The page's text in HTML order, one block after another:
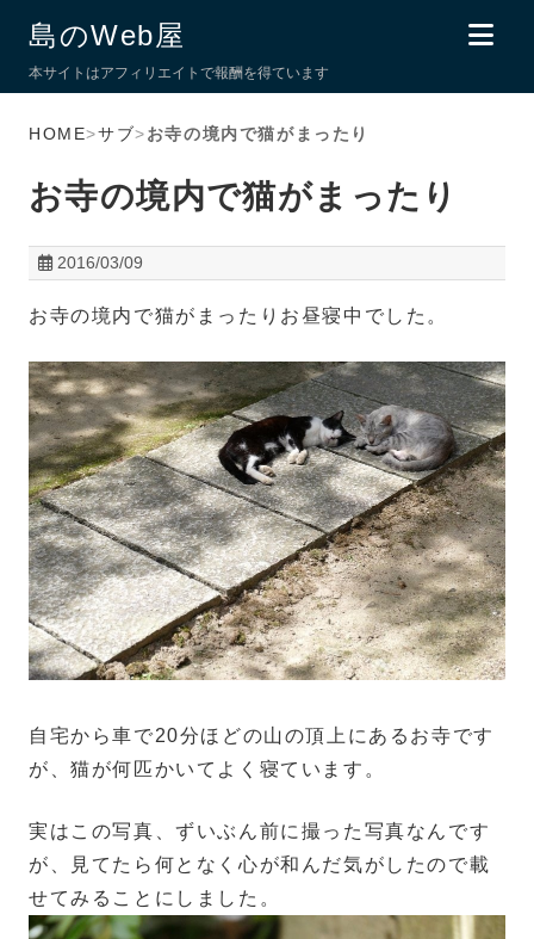
島のWeb屋
本サイトはアフィリエイトで報酬を得ています
HOME>サブ>お寺の境内で猫がまったり
お寺の境内で猫がまったり
2016/03/09
お寺の境内で猫がまったりお昼寝中でした。
自宅から車で20分ほどの山の頂上にあるお寺です
が、猫が何匹かいてよく寝ています。
実はこの写真、ずいぶん前に撮った写真なんです
が、見てたら何となく心が和んだ気がしたので載
せてみることにしました。